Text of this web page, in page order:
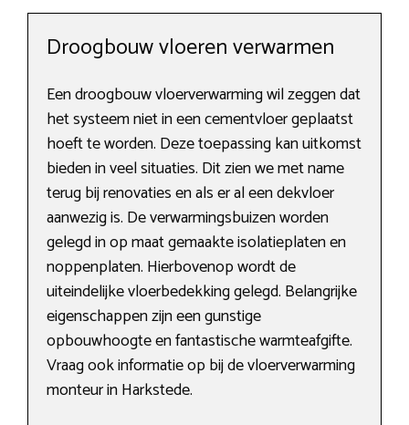
Droogbouw vloeren verwarmen
Een droogbouw vloerverwarming wil zeggen dat
het systeem niet in een cementvloer geplaatst
hoeft te worden. Deze toepassing kan uitkomst
bieden in veel situaties. Dit zien we met name
terug bij renovaties en als er al een dekvloer
aanwezig is. De verwarmingsbuizen worden
gelegd in op maat gemaakte isolatieplaten en
noppenplaten. Hierbovenop wordt de
uiteindelijke vloerbedekking gelegd. Belangrijke
eigenschappen zijn een gunstige
opbouwhoogte en fantastische warmteafgifte.
Vraag ook informatie op bij de vloerverwarming
monteur in Harkstede.